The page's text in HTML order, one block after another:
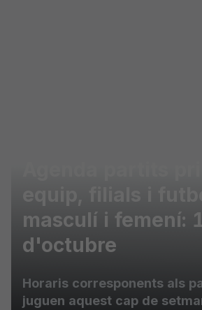
masculí i femení:
d'octubre
Horaris corresponents als
juguen aquest cap de